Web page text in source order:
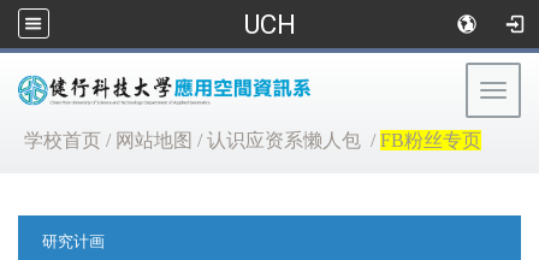
UCH
学校首页 / 网站地图 /认识应资系懒人包 /FB粉丝专页
研究计画